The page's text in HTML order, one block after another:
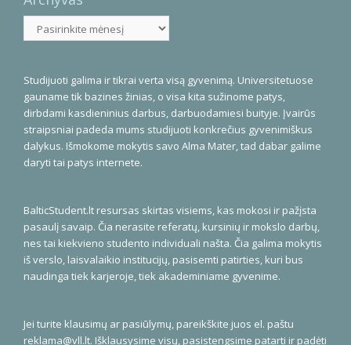
Archyvas
Studijuoti galima ir tikrai verta visą gyvenimą. Universitetuose
gauname tik bazines žinias, o visa kita sužinome patys,
dirbdami kasdieninius darbus, darbuodamiesi buityje. Įvairūs
straipsniai padeda mums studijuoti konkrečius gyvenimiškus
dalykus. Išmokome mokytis savo Alma Mater, tad dabar galime
daryti tai patys internete.
BalticStudent.lt resursas skirtas visiems, kas mokosi ir pažįsta
pasaulį savaip. Čia nerasite referatų, kursinių ir mokslo darbų,
nes tai kiekvieno studento individuali našta. Čia galima mokytis
iš verslo, laisvalaikio institucijų, pasisemti patirties, kuri bus
naudinga tiek karjeroje, tiek akademiniame gyvenime.
Jei turite klausimų ar pasiūlymų, pareikškite juos el. paštu
reklama@vll.lt. Išklausysime visų, pasistengsime patarti ir padėti